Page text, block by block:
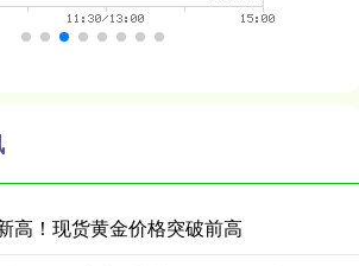
高！现货黄金价格突破前高